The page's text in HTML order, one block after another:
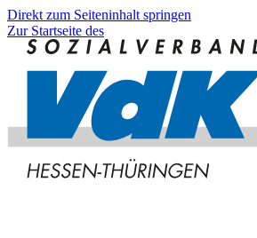
Direkt zum Seiteninhalt springen
Zur Startseite des